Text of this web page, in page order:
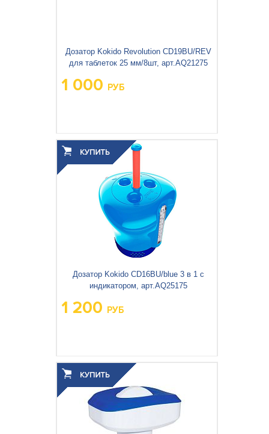
Дозатор Kokido Revolution CD19BU/REV
для таблеток 25 мм/8шт, арт.AQ21275
1 000 РУБ
Дозатор Kokido CD16BU/blue 3 в 1 с
индикатором, арт.AQ25175
1 200 РУБ